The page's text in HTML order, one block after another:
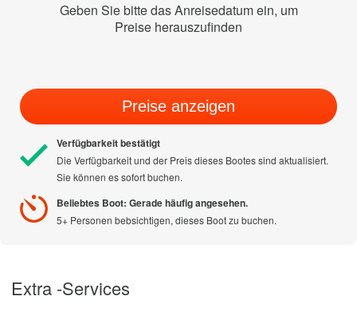
Geben Sie bitte das Anreisedatum ein, um
Preise herauszufinden
Preise anzeigen
Verfügbarkeit bestätigt
Die Verfügbarkeit und der Preis dieses Bootes sind aktualisiert.
Sie können es sofort buchen.
Beliebtes Boot: Gerade häufig angesehen.
5+ Personen bebsichtigen, dieses Boot zu buchen.
Extra -Services